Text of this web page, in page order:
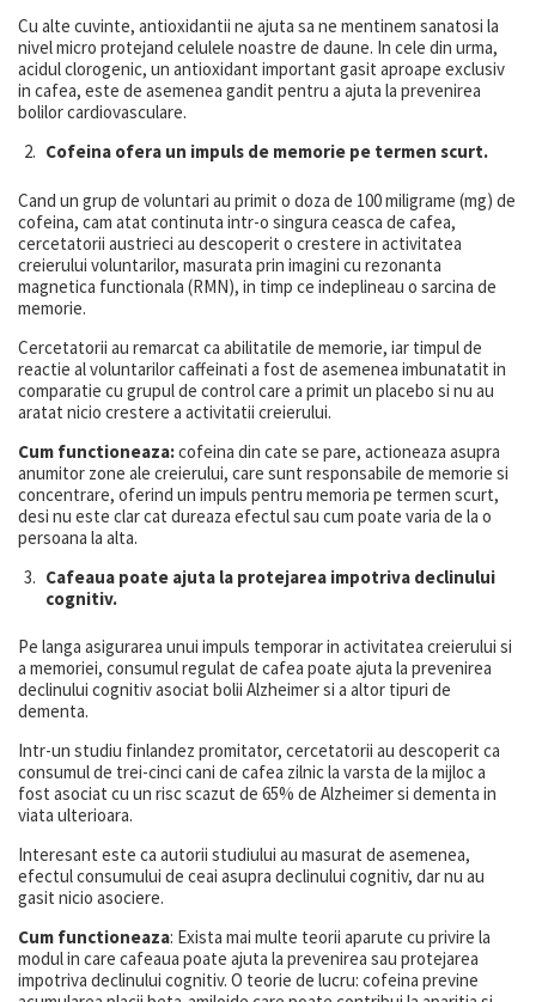
Cu alte cuvinte, antioxidantii ne ajuta sa ne mentinem sanatosi la
nivel micro protejand celulele noastre de daune. In cele din urma,
acidul clorogenic, un antioxidant important gasit aproape exclusiv
in cafea, este de asemenea gandit pentru a ajuta la prevenirea
bolilor cardiovasculare.
Cofeina ofera un impuls de memorie pe termen scurt.
Cand un grup de voluntari au primit o doza de 100 miligrame (mg) de
cofeina, cam atat continuta intr-o singura ceasca de cafea,
cercetatorii austrieci au descoperit o crestere in activitatea
creierului voluntarilor, masurata prin imagini cu rezonanta
magnetica functionala (RMN), in timp ce indeplineau o sarcina de
memorie.
Cercetatorii au remarcat ca abilitatile de memorie, iar timpul de
reactie al voluntarilor caffeinati a fost de asemenea imbunatatit in
comparatie cu grupul de control care a primit un placebo si nu au
aratat nicio crestere a activitatii creierului.
Cum functioneaza:cofeina din cate se pare, actioneaza asupra
anumitor zone ale creierului, care sunt responsabile de memorie si
concentrare, oferind un impuls pentru memoria pe termen scurt,
desi nu este clar cat dureaza efectul sau cum poate varia de la o
persoana la alta.
Cafeaua poate ajuta la protejarea impotriva declinului
cognitiv.
Pe langa asigurarea unui impuls temporar in activitatea creierului si
a memoriei, consumul regulat de cafea poate ajuta la prevenirea
declinului cognitiv asociat bolii Alzheimer si a altor tipuri de
dementa.
Intr-un studiu finlandez promitator, cercetatorii au descoperit ca
consumul de trei-cinci cani de cafea zilnic la varsta de la mijloc a
fost asociat cu un risc scazut de 65% de Alzheimer si dementa in
viata ulterioara.
Interesant este ca autorii studiului au masurat de asemenea,
efectul consumului de ceai asupra declinului cognitiv, dar nu au
gasit nicio asociere.
Cum functioneaza: Exista mai multe teorii aparute cu privire la
modul in care cafeaua poate ajuta la prevenirea sau protejarea
impotriva declinului cognitiv. O teorie de lucru: cofeina previne